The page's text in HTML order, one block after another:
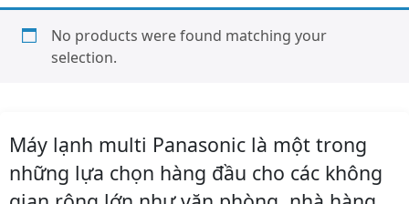
No products were found matching your
selection.
Máy lạnh multi Panasonic là một trong
những lựa chọn hàng đầu cho các không